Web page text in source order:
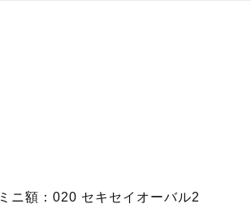
ミニ額：020 セキセイオーバル2